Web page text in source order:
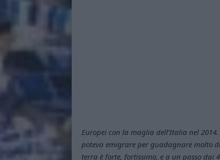
Europei con la maglia dell’Italia nel
poteva emigrare per guadagnare molto
terra è forte, fortissimo, e a un passo